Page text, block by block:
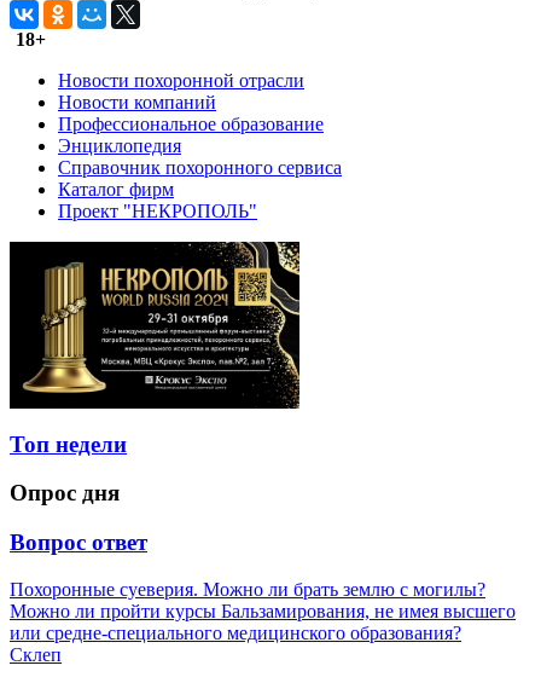
18+
Новости похоронной отрасли
Новости компаний
Профессиональное образование
Энциклопедия
Справочник похоронного сервиса
Каталог фирм
Проект "НЕКРОПОЛЬ"
Топ недели
Опрос дня
Вопрос ответ
Похоронные суеверия. Можно ли брать землю с могилы?
Можно ли пройти курсы Бальзамирования, не имея высшего
или средне-специального медицинского образования?
Склеп